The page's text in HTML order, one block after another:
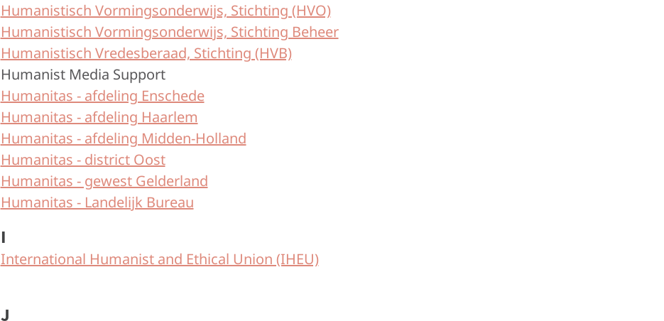
Humanistisch Vormingsonderwijs, Stichting (HVO)
Humanistisch Vormingsonderwijs, Stichting Beheer
Humanistisch Vredesberaad, Stichting (HVB)
Humanist Media Support
Humanitas - afdeling Enschede
Humanitas - afdeling Haarlem
Humanitas - afdeling Midden-Holland
Humanitas - district Oost
Humanitas - gewest Gelderland
Humanitas - Landelijk Bureau
I
International Humanist and Ethical Union (IHEU)
J